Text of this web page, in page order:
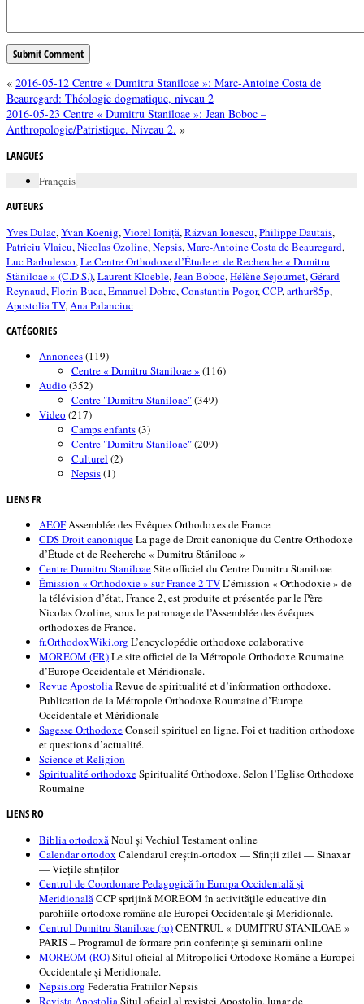
« 2016-05-12 Centre « Dumitru Staniloae »: Marc-Antoine Costa de
Beauregard: Théologie dogmatique, niveau 2
2016-05-23 Centre « Dumitru Staniloae »: Jean Boboc –
Anthropologie/Patristique. Niveau 2. »
LANGUES
Français
AUTEURS
Yves Dulac,Yvan Koenig,Viorel Ioniță,Răzvan Ionescu,Philippe Dautais,
Patriciu Vlaicu,Nicolas Ozoline,Nepsis,Marc-Antoine Costa de Beauregard,
Luc Barbulesco,Le Centre Orthodoxe d’Étude et de Recherche « Dumitru
Stăniloae » (C.D.S.),Laurent Kloeble,Jean Boboc,Hélène Sejournet,Gérard
Reynaud,Florin Buca,Emanuel Dobre,Constantin Pogor,CCP,arthur85p,
Apostolia TV,Ana Palanciuc
CATÉGORIES
Annonces(119)
Centre « Dumitru Staniloae » (116)
Audio (352)
Centre "Dumitru Staniloae"(349)
Video (217)
Camps enfants(3)
Centre "Dumitru Staniloae"(209)
Culturel (2)
Nepsis(1)
LIENS FR
AEOFAssemblée des Évêques Orthodoxes de France
CDS Droit canoniqueLa page de Droit canonique du Centre Orthodoxe
d’Étude et de Recherche « Dumitru Stăniloae »
Centre Dumitru StaniloaeSite officiel du Centre Dumitru Staniloae
Émission « Orthodoxie » sur France 2 TVL’émission « Orthodoxie » de
la télévision d’état, France 2, est produite et présentée par le Père
Nicolas Ozoline, sous le patronage de l’Assemblée des évêques
orthodoxes de France.
fr.OrthodoxWiki.org L’encyclopédie orthodoxe colaborative
MOREOM (FR)Le site officiel de la Métropole Orthodoxe Roumaine
d’Europe Occidentale et Méridionale.
Revue ApostoliaRevue de spiritualité et d’information orthodoxe.
Publication de la Métropole Orthodoxe Roumaine d’Europe
Occidentale et Méridionale
Sagesse OrthodoxeConseil spirituel en ligne. Foi et tradition orthodoxe
et questions d’actualité.
Science et Religion
Spiritualité orthodoxeSpiritualité Orthodoxe. Selon l’Eglise Orthodoxe
Roumaine
LIENS RO
Biblia ortodoxăNoul și Vechiul Testament online
Calendar ortodox Calendarul creștin-ortodox — Sfinții zilei — Sinaxar
— Viețile sfinților
Centrul de Coordonare Pedagogică în Europa Occidentală şi
MeridionalăCCP sprijină MOREOM în activităţile educative din
parohiile ortodoxe române ale Europei Occidentale şi Meridionale.
Centrul Dumitru Staniloae (ro)CENTRUL « DUMITRU STANILOAE »
PARIS – Programul de formare prin conferințe și seminarii online
MOREOM (RO)Situl oficial al Mitropoliei Ortodoxe Române a Europei
Occidentale și Meridionale.
Nepsis.org Federatia Fratiilor Nepsis
Revista Apostolia Situl oficial al revistei Apostolia, lunar de